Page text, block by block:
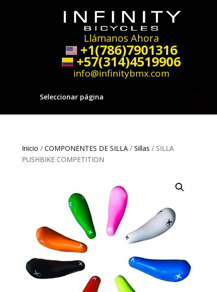
Llámanos Ahora
+1(786)7901316
+57(314)4519906
info@infinitybmx.com
Seleccionar página
Inicio / COMPONENTES DE SILLA/ Sillas / SILLA
PUSHBIKE COMPETITION